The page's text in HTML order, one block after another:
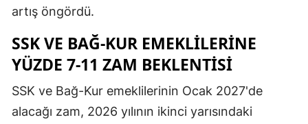
artış öngördü.
SSK VE BAĞ-KUR EMEKLİLERİNE
YÜZDE 7-11 ZAM BEKLENTİSİ
SSK ve Bağ-Kur emeklilerinin Ocak 2027'de
alacağı zam, 2026 yılının ikinci yarısındaki